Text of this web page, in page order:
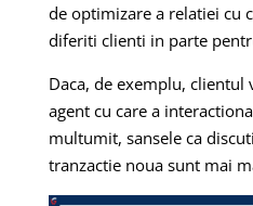
de optimizare a relatiei cu
diferiti clienti in parte
Daca, de exemplu, clientul
agent cu care a
multumit, sansele ca
tranzactie noua sunt mai